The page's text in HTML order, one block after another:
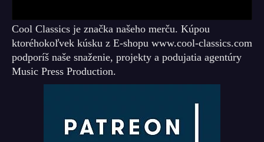
Cool Classics je značka našeho merču. Kúpou
ktoréhokoľvek kúsku z E-shopu www.cool-classics.com
podporíš naše snaženie, projekty a podujatia agentúry
Music Press Production.